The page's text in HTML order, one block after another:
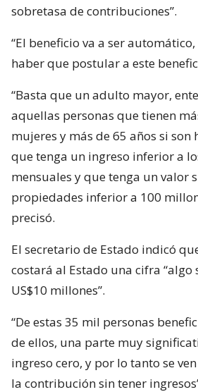
sobretasa de contribuciones”.
“El beneficio va a ser automático,
haber que postular a este
“Basta que un adulto mayor,
aquellas personas que tienen
mujeres y más de 65 años si son
que tenga un ingreso inferior a
mensuales y que tenga un valor
propiedades inferior a 100
precisó.
El secretario de Estado indicó
costará al Estado una cifra “algo
US$10 millones”.
“De estas 35 mil personas
de ellos, una parte muy
ingreso cero, y por lo tanto se
la contribución sin tener